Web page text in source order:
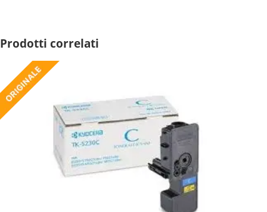
Prodotti correlati